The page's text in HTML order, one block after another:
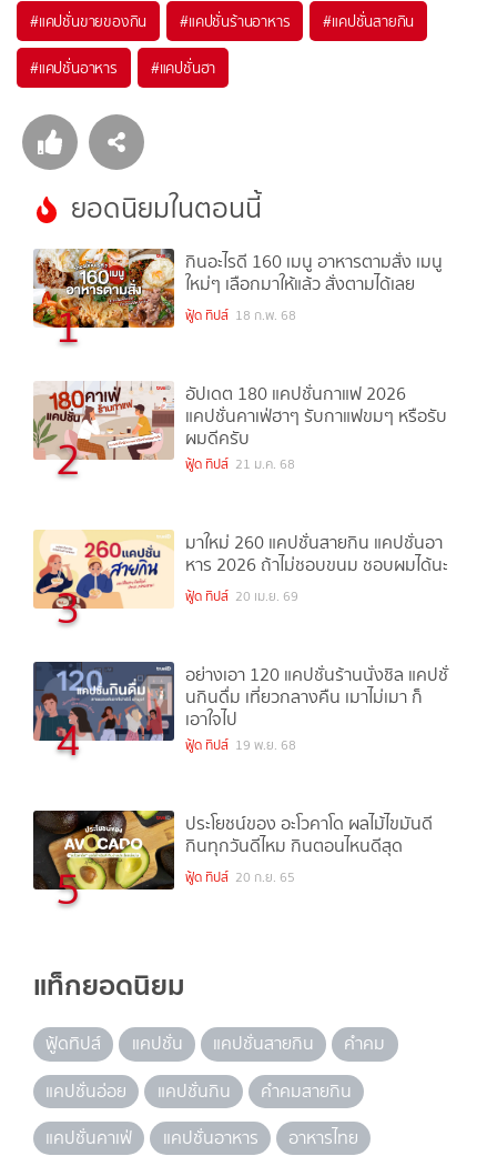
#แคปชั่นขายของกิน #แคปชั่นร้านอาหาร #แคปชั่นสายกิน
#แคปชั่นอาหาร #แคปชั่นฮา
ยอดนิยมในตอนนี้
1
กินอะไรดี 160 เมนู อาหารตามสั่ง เมนู
ใหม่ๆ เลือกมาให้แล้ว สั่งตามได้เลย
ฟู้ด ทิปส์ 18 ก.พ. 68
2
อัปเดต 180 แคปชั่นกาแฟ 2026
แคปชั่นคาเฟ่ฮาๆ รับกาแฟขมๆ หรือรับ
ผมดีครับ
ฟู้ด ทิปส์ 21 ม.ค. 68
3
มาใหม่ 260 แคปชั่นสายกิน แคปชั่นอา
หาร 2026 ถ้าไม่ชอบขนม ชอบผมได้นะ
ฟู้ด ทิปส์ 20 เม.ย. 69
4
อย่างเอา 120 แคปชั่นร้านนั่งชิล แคปชั่
นกินดื่ม เที่ยวกลางคืน เมาไม่เมา ก็
เอาใจไป
ฟู้ด ทิปส์ 19 พ.ย. 68
5
ประโยชน์ของ อะโวคาโด ผลไม้ไขมันดี
กินทุกวันดีไหม กินตอนไหนดีสุด
ฟู้ด ทิปส์ 20 ก.ย. 65
แท็กยอดนิยม
ฟู้ดทิปส์ แคปชั่น แคปชั่นสายกิน
คำคม
แคปชั่นอ่อย
แคปชั่นกิน
คำคมสายกิน
แคปชั่นคาเฟ่
แคปชั่นอาหาร อาหารไทย